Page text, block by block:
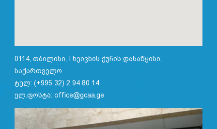
0114, თბილისი, I ხეივნის ქუჩის დასაწყისი,
საქართველო
ტელ: (+995 32) 2 94 80 14
ელ.ფოსტა: office@gcaa.ge